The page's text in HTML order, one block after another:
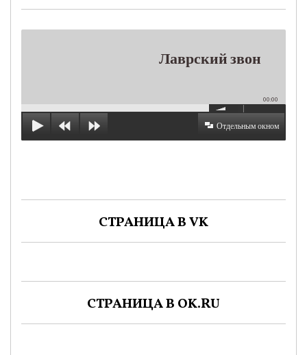
Лаврский звон
00:00
Отдельным окном
СТРАНИЦА В VK
СТРАНИЦА В OK.RU